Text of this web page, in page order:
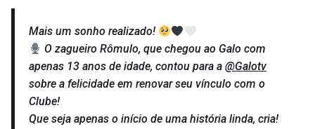
Mais um sonho realizado!
O zagueiro Rômulo, que chegou ao Galo com
apenas 13 anos de idade, contou para a @Galotv
sobre a felicidade em renovar seu vínculo com o
Clube!
Que seja apenas o início de uma história linda, cria!